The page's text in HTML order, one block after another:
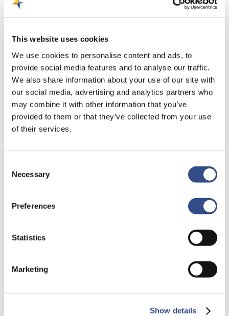
This website uses cookies
We use cookies to personalise content and ads, to
provide social media features and to analyse our traffic.
We also share information about your use of our site with
our social media, advertising and analytics partners who
may combine it with other information that you’ve
provided to them or that they’ve collected from your use
of their services.
Selection
Necessary
Preferences
Statistics
Marketing
Show details